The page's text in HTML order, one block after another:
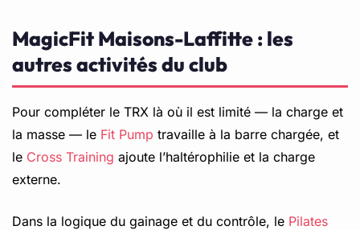
MagicFit Maisons-Laffitte : les
autres activités du club
Pour compléter le TRX là où il est limité — la charge et
la masse — le Fit Pump travaille à la barre chargée, et
le Cross Training ajoute l’haltérophilie et la charge
externe.
Dans la logique du gainage et du contrôle, le Pilates